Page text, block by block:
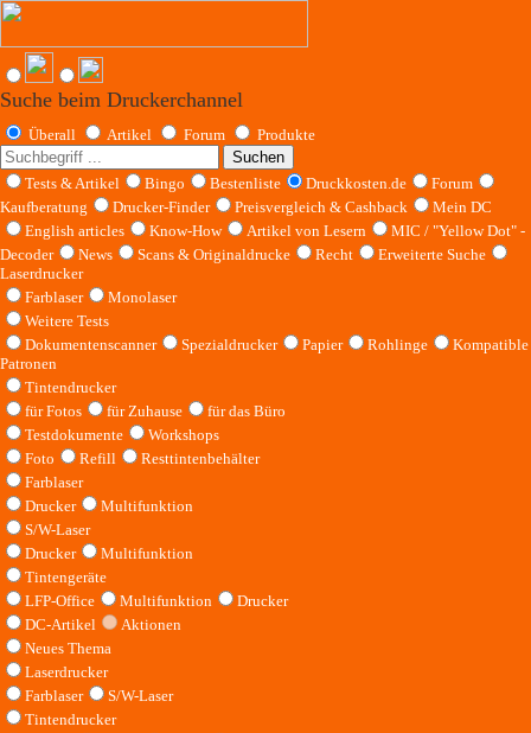
Suche beim Druckerchannel
Überall Artikel Forum
Produkte
Suchen
Tests & Artikel
Bingo Bestenliste Druckkosten.de
Forum
Kaufberatung
Drucker-Finder Preisvergleich & Cashback
Mein DC
English articles
Know-How Artikel von Lesern
MIC / "Yellow Dot" -
Decoder
News Scans & Originaldrucke Recht
Erweiterte Suche
Laserdrucker
Farblaser
Monolaser
Weitere Tests
Dokumentenscanner
Spezialdrucker Papier Rohlinge
Kompatible
Patronen
Tintendrucker
für Fotos
für Zuhause
für das Büro
Testdokumente
Workshops
Foto
Refill
Resttintenbehälter
Farblaser
Drucker
Multifunktion
S/W-Laser
Drucker
Multifunktion
Tintengeräte
LFP-Office
Multifunktion
Drucker
DC-Artikel
Aktionen
Neues Thema
Laserdrucker
Farblaser
S/W-Laser
Tintendrucker